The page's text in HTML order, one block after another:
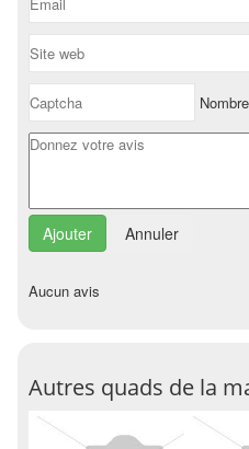
Annuler
Aucun avis
Autres quads de la